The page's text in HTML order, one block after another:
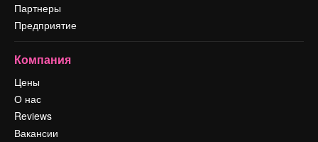
Партнеры
Предприятие
Компания
Цены
О нас
Reviews
Вакансии